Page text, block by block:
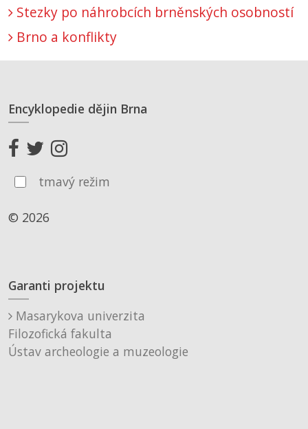
Stezky po náhrobcích brněnských osobností
Brno a konflikty
Encyklopedie dějin Brna
tmavý režim
© 2026
Garanti projektu
Masarykova univerzita
Filozofická fakulta
Ústav archeologie a muzeologie